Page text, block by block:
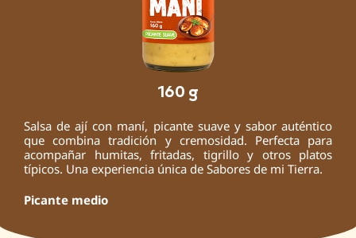
160 g
Salsa de ají con maní, picante suave y sabor auténtico
que combina tradición y cremosidad. Perfecta para
acompañar humitas, fritadas, tigrillo y otros platos
típicos. Una experiencia única de Sabores de mi Tierra.
Picante medio